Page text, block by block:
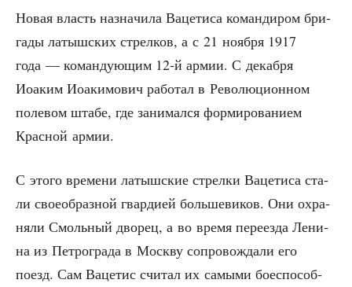
Новая власть назна­чи­ла Ваце­ти­са коман­ди­ром бри­
га­ды латыш­ских стрел­ков, а с 21 нояб­ря 1917
года — коман­ду­ю­щим 12‑й армии. С декаб­ря
Иоаким Иоаки­мо­вич рабо­тал в Рево­лю­ци­он­ном
поле­вом шта­бе, где зани­мал­ся фор­ми­ро­ва­ни­ем
Крас­ной армии.
С это­го вре­ме­ни латыш­ские стрел­ки Ваце­ти­са ста­
ли свое­об­раз­ной гвар­ди­ей боль­ше­ви­ков. Они охра­
ня­ли Смоль­ный дво­рец, а во вре­мя пере­ез­да Лени­
на из Пет­ро­гра­да в Моск­ву сопро­вож­да­ли его
поезд. Сам Ваце­тис счи­тал их самы­ми бое­спо­соб­